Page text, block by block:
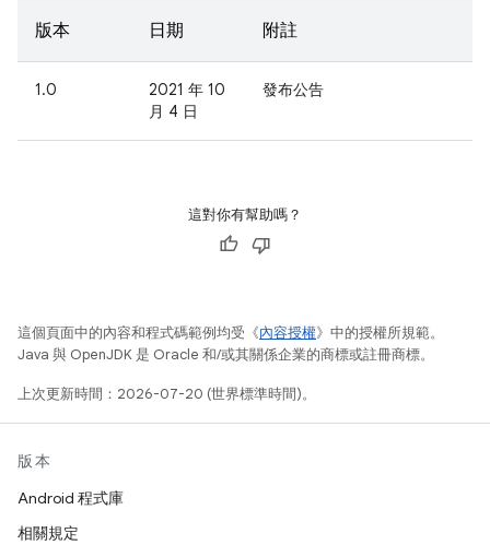
版本 日期 附註
1.0
2021 年 10
月 4 日
發布公告
這對你有幫助嗎？
這個頁面中的內容和程式碼範例均受《內容授權》中的授權所規範。
Java 與 OpenJDK 是 Oracle 和/或其關係企業的商標或註冊商標。
上次更新時間：2026-07-20 (世界標準時間)。
版本
Android 程式庫
相關規定